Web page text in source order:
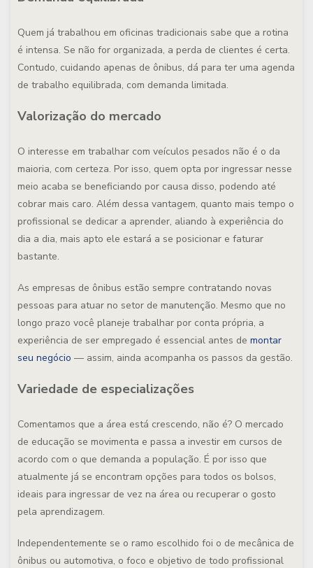
Quem já trabalhou em oficinas tradicionais sabe que a rotina
é intensa. Se não for organizada, a perda de clientes é certa.
Contudo, cuidando apenas de ônibus, dá para ter uma agenda
de trabalho equilibrada, com demanda limitada.
Valorização do mercado
O interesse em trabalhar com veículos pesados não é o da
maioria, com certeza. Por isso, quem opta por ingressar nesse
meio acaba se beneficiando por causa disso, podendo até
cobrar mais caro. Além dessa vantagem, quanto mais tempo o
profissional se dedicar a aprender, aliando à experiência do
dia a dia, mais apto ele estará a se posicionar e faturar
bastante.
As empresas de ônibus estão sempre contratando novas
pessoas para atuar no setor de manutenção. Mesmo que no
longo prazo você planeje trabalhar por conta própria, a
experiência de ser empregado é essencial antes de montar
seu negócio — assim, ainda acompanha os passos da gestão.
Variedade de especializações
Comentamos que a área está crescendo, não é? O mercado
de educação se movimenta e passa a investir em cursos de
acordo com o que demanda a população. É por isso que
atualmente já se encontram opções para todos os bolsos,
ideais para ingressar de vez na área ou recuperar o gosto
pela aprendizagem.
Independentemente se o ramo escolhido foi o de mecânica de
ônibus ou automotiva, o foco e objetivo de todo profissional